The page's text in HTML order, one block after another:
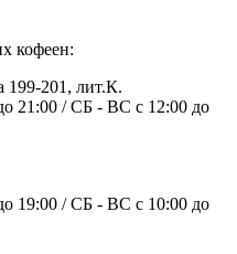
кофеен:
199-201, лит.К.
21:00 / СБ - ВС с 12:00 до
19:00 / СБ - ВС с 10:00 до